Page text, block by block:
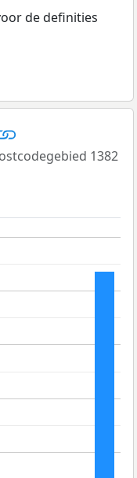
de definities
1382